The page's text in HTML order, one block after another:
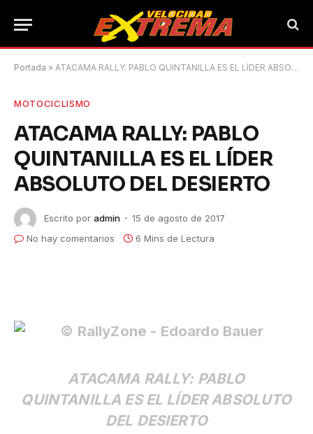
Portada » ATACAMA RALLY: PABLO QUINTANILLA ES EL LÍDER ABSOLUTO DEL DESIERTO
MOTOCICLISMO
ATACAMA RALLY: PABLO
QUINTANILLA ES EL LÍDER
ABSOLUTO DEL DESIERTO
Escrito por admin
15 de agosto de 2017
No hay comentarios
6 Mins de Lectura
ATACAMA RALLY: PABLO
QUINTANILLA ES EL LÍDER ABSOLUTO
DEL DESIERTO